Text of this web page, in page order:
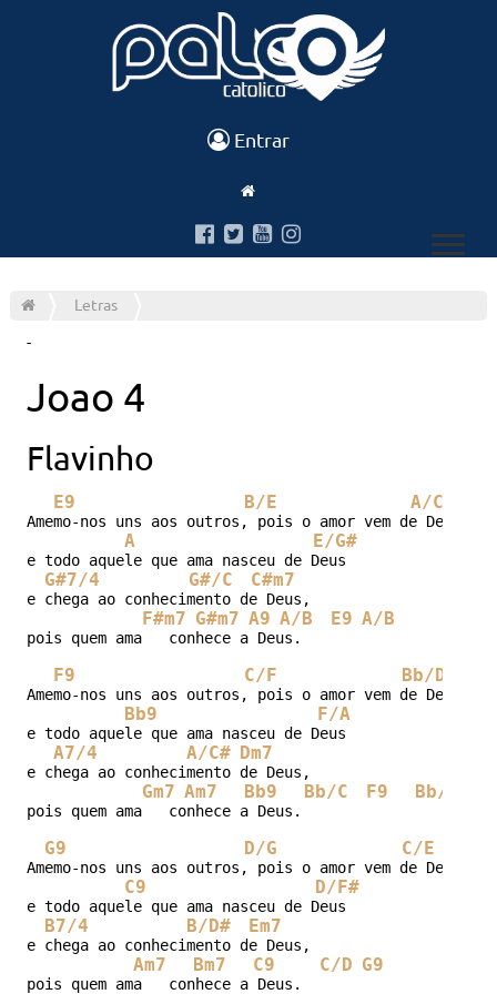
Entrar
Letras
-
Joao 4
Flavinho
E9 B/E A/C#
Amemo-nos uns aos outros, pois o amor vem de Deus,
A E/G#
e todo aquele que ama nasceu de Deus
G#7/4 G#/C C#m7
e chega ao conhecimento de Deus,
F#m7 G#m7 A9 A/B E9 A/B
pois quem ama   conhece a Deus.
F9 C/F Bb/D
Amemo-nos uns aos outros, pois o amor vem de Deus,
Bb9 F/A
e todo aquele que ama nasceu de Deus
A7/4 A/C# Dm7
e chega ao conhecimento de Deus,
Gm7 Am7 Bb9 Bb/C F9 Bb/C
pois quem ama   conhece a Deus.
G9 D/G C/E
Amemo-nos uns aos outros, pois o amor vem de Deus,
C9 D/F#
e todo aquele que ama nasceu de Deus
B7/4 B/D# Em7
e chega ao conhecimento de Deus,
Am7 Bm7 C9 C/D G9
pois quem ama   conhece a Deus.